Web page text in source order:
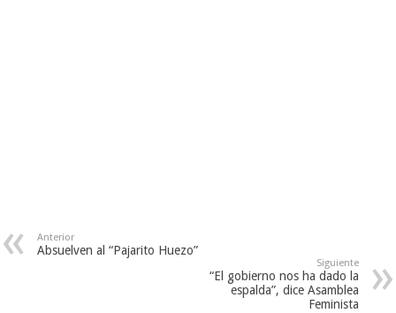
Anterior
Absuelven al “Pajarito Huezo”
Siguiente
“El gobierno nos ha dado la
espalda”, dice Asamblea
Feminista